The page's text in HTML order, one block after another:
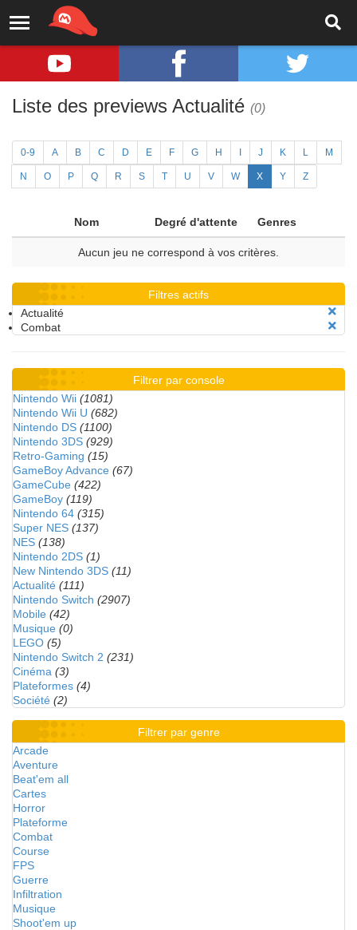
Liste des previews Actualité (0)
0-9 A B C D E F G H J K L M
N O P Q R S T U V W X Y Z
Nom Degré d'attente Genres
Aucun jeu ne correspond à vos critères.
Filtres actifs
Actualité
Combat
Filtrer par console
Nintendo Wii (1081)
Nintendo Wii U (682)
Nintendo DS (1100)
Nintendo 3DS (929)
Retro-Gaming (15)
GameBoy Advance (67)
GameCube (422)
GameBoy (119)
Nintendo 64 (315)
Super NES (137)
NES (138)
Nintendo 2DS (1)
New Nintendo 3DS (11)
Actualité (111)
Nintendo Switch (2907)
Mobile (42)
Musique (0)
LEGO (5)
Nintendo Switch 2 (231)
Cinéma (3)
Plateformes (4)
Société (2)
Filtrer par genre
Arcade
Aventure
Beat'em all
Cartes
Horror
Plateforme
Combat
Course
FPS
Guerre
Infiltration
Musique
Shoot'em up